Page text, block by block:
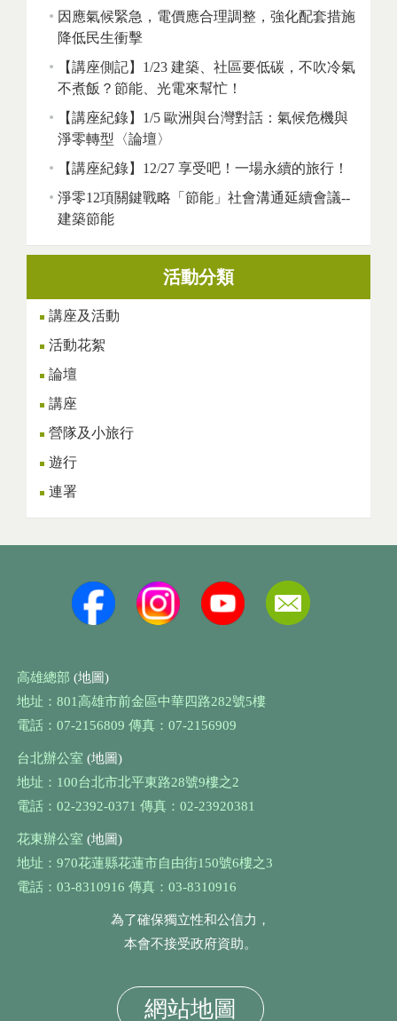
因應氣候緊急，電價應合理調整，強化配套措施
降低民生衝擊
【講座側記】1/23 建築、社區要低碳，不吹冷氣
不煮飯？節能、光電來幫忙！
【講座紀錄】1/5 歐洲與台灣對話：氣候危機與
淨零轉型〈論壇〉
【講座紀錄】12/27 享受吧！一場永續的旅行！
淨零12項關鍵戰略「節能」社會溝通延續會議--
建築節能
活動分類
講座及活動
活動花絮
論壇
講座
營隊及小旅行
遊行
連署
高雄總部 (地圖)
地址：801高雄市前金區中華四路282號5樓
電話：07-2156809 傳真：07-2156909
台北辦公室 (地圖)
地址：100台北市北平東路28號9樓之2
電話：02-2392-0371 傳真：02-23920381
花東辦公室 (地圖)
地址：970花蓮縣花蓮市自由街150號6樓之3
電話：03-8310916 傳真：03-8310916
為了確保獨立性和公信力，
本會不接受政府資助。
網站地圖